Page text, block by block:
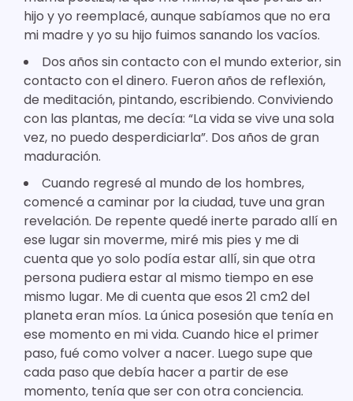
hijo y yo reemplacé, aunque sabíamos que no era
mi madre y yo su hijo fuimos sanando los vacíos.
Dos años sin contacto con el mundo exterior, sin
contacto con el dinero. Fueron años de reflexión,
de meditación, pintando, escribiendo. Conviviendo
con las plantas, me decía: “La vida se vive una sola
vez, no puedo desperdiciarla”. Dos años de gran
maduración.
Cuando regresé al mundo de los hombres,
comencé a caminar por la ciudad, tuve una gran
revelación. De repente quedé inerte parado allí en
ese lugar sin moverme, miré mis pies y me di
cuenta que yo solo podía estar allí, sin que otra
persona pudiera estar al mismo tiempo en ese
mismo lugar. Me di cuenta que esos 21 cm2 del
planeta eran míos. La única posesión que tenía en
ese momento en mi vida. Cuando hice el primer
paso, fué como volver a nacer. Luego supe que
cada paso que debía hacer a partir de ese
momento, tenía que ser con otra conciencia.